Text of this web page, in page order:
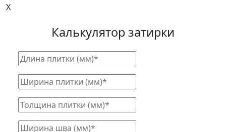
X
Калькулятор затирки